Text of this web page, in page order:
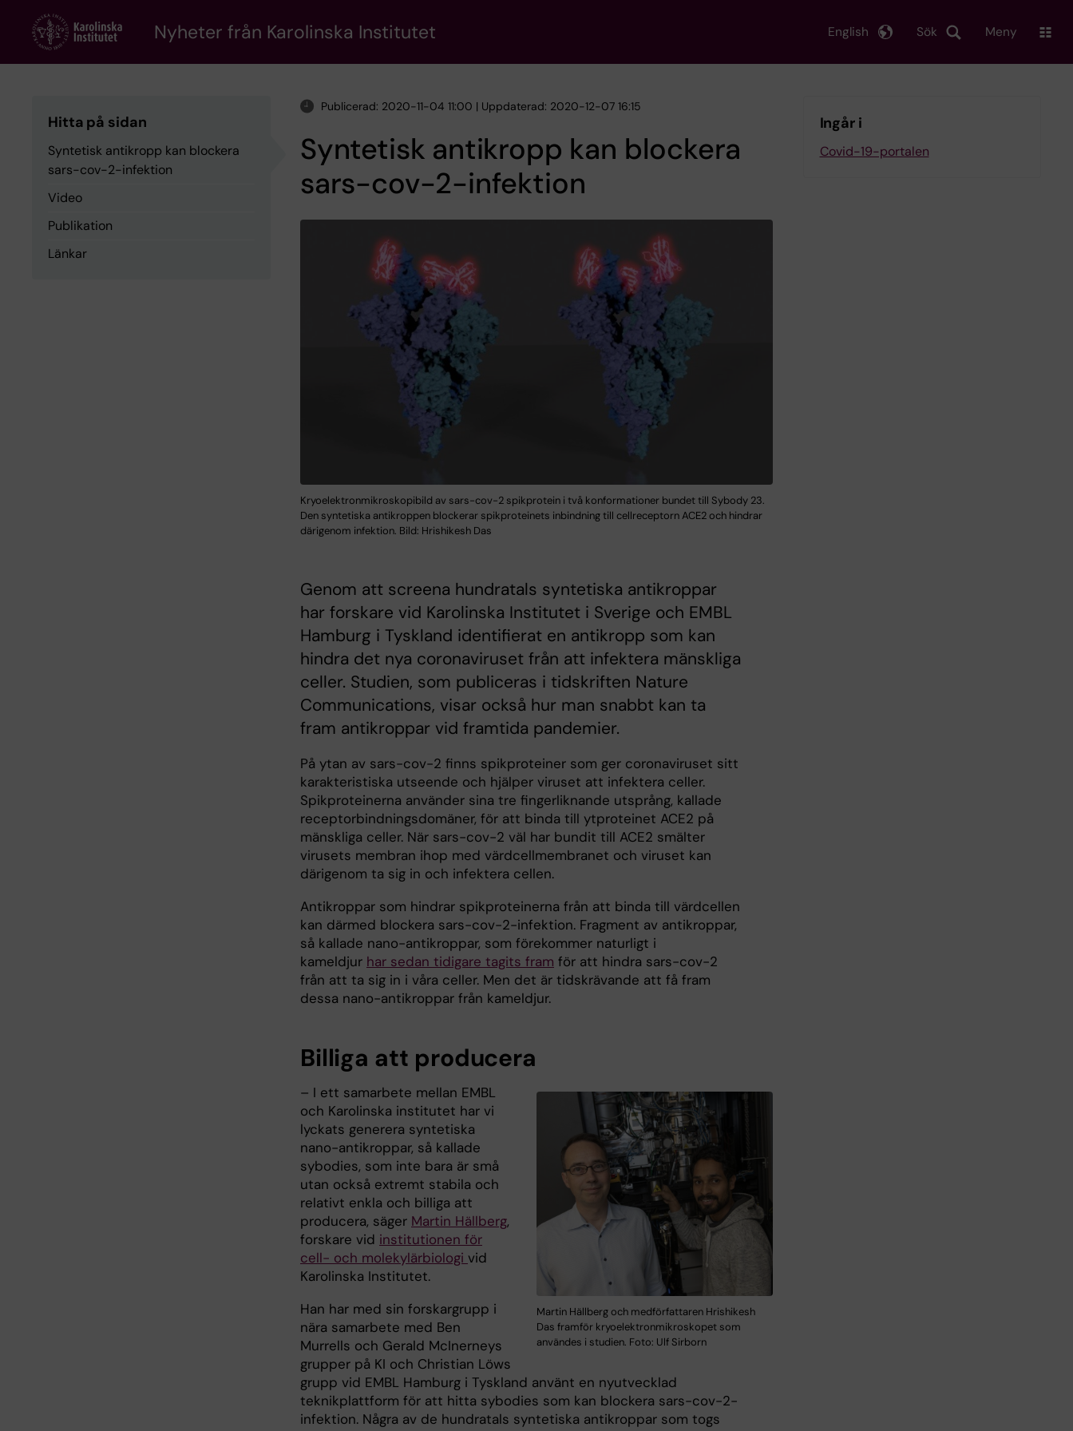
content
Nyheter från Karolinska Institutet Sök
English Meny
Hitta på sidan
Syntetisk antikropp kan blockera
sars-cov-2-infektion
Video
Publikation
Länkar
Publicerad: 2020-11-04 11:00 | Uppdaterad: 2020-12-07 16:15
Syntetisk antikropp kan blockera
sars-cov-2-infektion
Kryoelektronmikroskopibild av sars-cov-2 spikprotein i två konformationer bundet till Sybody 23.
Den syntetiska antikroppen blockerar spikproteinets inbindning till cellreceptorn ACE2 och hindrar
därigenom infektion. Bild: Hrishikesh Das
Genom att screena hundratals syntetiska antikroppar
har forskare vid Karolinska Institutet i Sverige och EMBL
Hamburg i Tyskland identifierat en antikropp som kan
hindra det nya coronaviruset från att infektera mänskliga
celler. Studien, som publiceras i tidskriften Nature
Communications, visar också hur man snabbt kan ta
fram antikroppar vid framtida pandemier.
På ytan av sars-cov-2 finns spikproteiner som ger coronaviruset sitt
karakteristiska utseende och hjälper viruset att infektera celler.
Spikproteinerna använder sina tre fingerliknande utsprång, kallade
receptorbindningsdomäner, för att binda till ytproteinet ACE2 på
mänskliga celler. När sars-cov-2 väl har bundit till ACE2 smälter
virusets membran ihop med värdcellmembranet och viruset kan
därigenom ta sig in och infektera cellen.
Antikroppar som hindrar spikproteinerna från att binda till värdcellen
kan därmed blockera sars-cov-2-infektion. Fragment av antikroppar,
så kallade nano-antikroppar, som förekommer naturligt i
kameldjur har sedan tidigare tagits fram för att hindra sars-cov-2
från att ta sig in i våra celler. Men det är tidskrävande att få fram
dessa nano-antikroppar från kameldjur.
Billiga att producera
Martin Hällberg och medförfattaren Hrishikesh
Das framför kryoelektronmikroskopet som
användes i studien. Foto: Ulf Sirborn
– I ett samarbete mellan EMBL
och Karolinska institutet har vi
lyckats generera syntetiska
nano-antikroppar, så kallade
sybodies, som inte bara är små
utan också extremt stabila och
relativt enkla och billiga att
producera, säger Martin Hällberg,
forskare vid institutionen för
cell- och molekylärbiologi vid
Karolinska Institutet.
Han har med sin forskargrupp i
nära samarbete med Ben
Murrells och Gerald McInerneys
grupper på KI och Christian Löws
grupp vid EMBL Hamburg i Tyskland använt en nyutvecklad
teknikplattform för att hitta sybodies som kan blockera sars-cov-2-
infektion. Några av de hundratals syntetiska antikroppar som togs
Ingår i
Covid-19-portalen